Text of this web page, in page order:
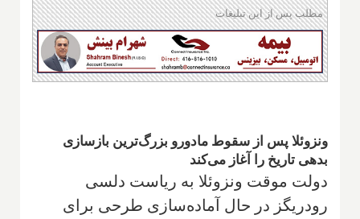
مطلب پس از این تبلیغات
ونزوئلا پس از سقوط مادورو بزرگ‌ترین بازسازی
بدهی تاریخ را آغاز می‌کند
دولت موقت ونزوئلا به ریاست دلسی
رودریگز در حال آماده‌سازی طرحی برای